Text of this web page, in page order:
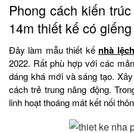
Phong cách kiến
14m thiết kế có
Đây làm mẫu thiết kế nhà
2022. Rất phù hợp với các
dáng khá mới và sáng tạo.
cách trẻ trung năng động.
linh hoạt thoáng mát kết nối